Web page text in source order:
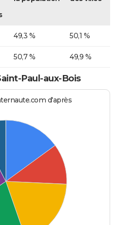
49,3 % 50,1 %
50,7 % 49,9 %
Paul-aux-Bois
d'après